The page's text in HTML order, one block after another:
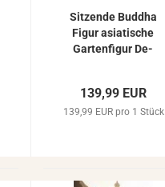
Sit­zen­de Bud­dha
Figur asia­ti­sche
Gar­ten­fi­gur De­
139,99 EUR
139,99 EUR pro 1 Stück